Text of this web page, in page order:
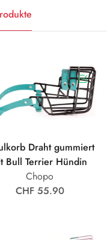
Draht gummiert
Bull Terrier Hündin
Chopo
CHF 55.90